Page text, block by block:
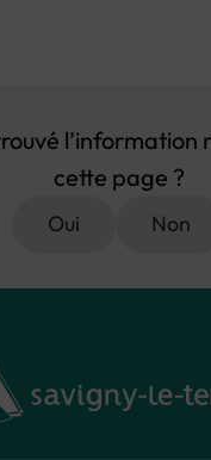
l’information
cette page ?
Oui Non